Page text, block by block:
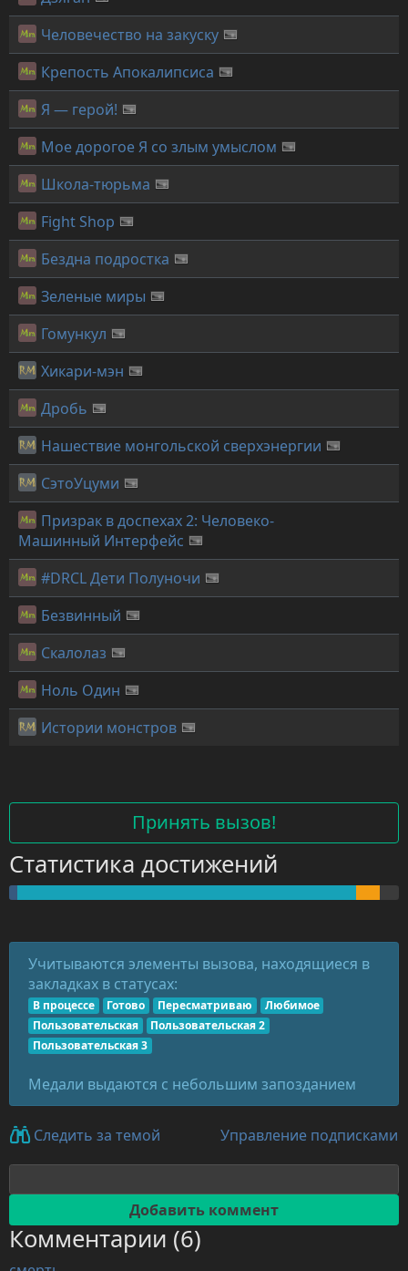
Человечество на закуску
Крепость Апокалипсиса
Я — герой!
Мое дорогое Я со злым умыслом
Школа-тюрьма
Fight Shop
Бездна подростка
Зеленые миры
Гомункул
Хикари-мэн
Дробь
Нашествие монгольской сверхэнергии
СэтоУцуми
Призрак в доспехах 2: Человеко-
Машинный Интерфейс
#DRCL Дети Полуночи
Безвинный
Скалолаз
Ноль Один
Истории монстров
Принять вызов!
Статистика достижений
Учитываются элементы вызова, находящиеся в
закладках в статусах:
В процессе Готово Пересматриваю
Любимое
Пользовательская
Пользовательская 2
Пользовательская 3
Медали выдаются с небольшим запозданием
Следить за темой Управление подписками
Комментарии (6)